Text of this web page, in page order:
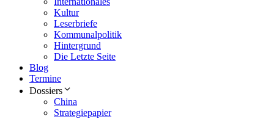
Kultur
Leserbriefe
Kommunalpolitik
Hintergrund
Die Letzte Seite
Blog
Termine
Dossiers
China
Strategiepapier